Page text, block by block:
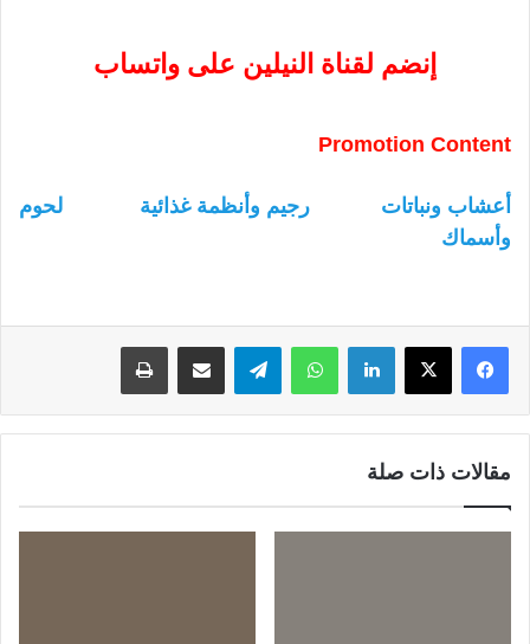
إنضم لقناة النيلين على واتساب
Promotion Content
أعشاب ونباتات رجيم وأنظمة غذائية
لحوم
وأسماك
لينكدإن واتساب
مقالات ذات صلة